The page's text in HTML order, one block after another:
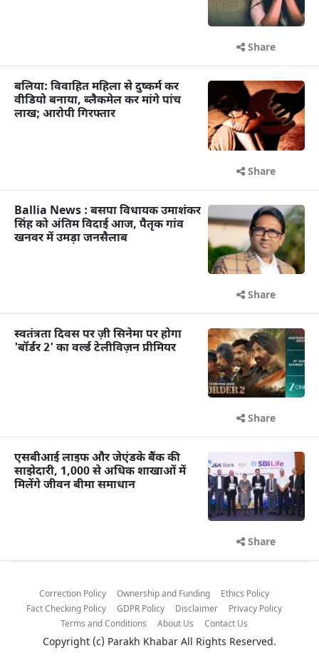
Share
बलिया: विवाहित महिला से दुष्कर्म कर
वीडियो बनाया, ब्लैकमेल कर मांगे पांच
लाख; आरोपी गिरफ्तार
Share
Ballia News : बसपा विधायक उमाशंकर
सिंह को अंतिम विदाई आज, पैतृक गांव
खनवर में उमड़ा जनसैलाब
Share
स्वतंत्रता दिवस पर ज़ी सिनेमा पर होगा
'बॉर्डर 2' का वर्ल्ड टेलीविज़न प्रीमियर
Share
एसबीआई लाइफ और जेएंडके बैंक की
साझेदारी, 1,000 से अधिक शाखाओं में
मिलेंगे जीवन बीमा समाधान
Share
Correction Policy Ownership and Funding
Ethics Policy
Fact Checking Policy
GDPR Policy Disclaimer
Privacy Policy
Terms and Conditions
About Us Contact Us
Copyright (c) Parakh Khabar All Rights Reserved.